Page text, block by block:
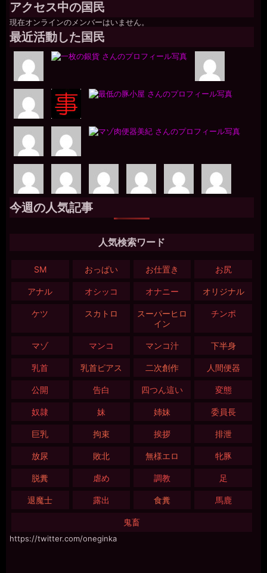
アクセス中の国民
現在オンラインのメンバーはいません。
最近活動した国民
今週の人気記事
人気検索ワード
SM おっぱい お仕置き お尻
アナル オシッコ オナニー オリジナル
ケツ スカトロ
スーパーヒロ
イン
チンポ
マゾ マンコ マンコ汁 下半身
乳首 乳首ピアス 二次創作 人間便器
公開 告白 四つん這い 変態
奴隷 妹 姉妹 委員長
巨乳 拘束 挨拶 排泄
放尿 敗北 無様エロ 牝豚
脱糞 虐め 調教 足
退魔士 露出 食糞 馬鹿
鬼畜
https://twitter.com/oneginka